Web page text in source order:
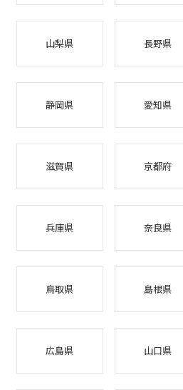
山梨県 長野県
静岡県 愛知県
滋賀県 京都府
兵庫県 奈良県
鳥取県 島根県
広島県 山口県